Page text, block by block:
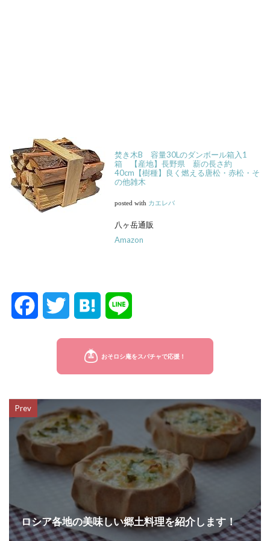
焚き木B 容量30Lのダンボール箱入1
箱 【産地】長野県 薪の長さ約
40cm【樹種】良く燃える唐松・赤松・そ
の他雑木
posted with カエレバ
八ヶ岳通販
Amazon
o
o
t
e
r
t
a
n
Prev
ロシア各地の美味しい郷土料理を紹介します！